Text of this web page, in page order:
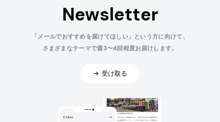
Newsletter
「メールでおすすめを届けてほしい」という方に向けて、
さまざまなテーマで週3〜4回程度お届けします。
受け取る